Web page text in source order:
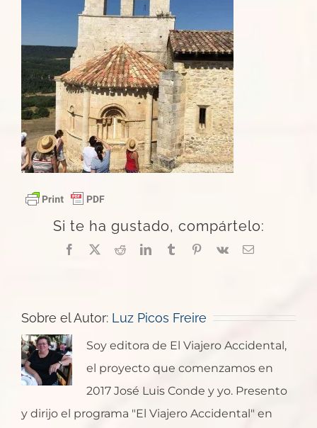
Si te ha gustado, compártelo:
Facebook
X RedditLinkedInTumblrPinterest
Vk
Correo
Sobre el Autor: Luz Picos Freire
Soy editora de El Viajero Accidental,
el proyecto que comenzamos en
2017 José Luis Conde y yo. Presento
y dirijo el programa "El Viajero Accidental" en